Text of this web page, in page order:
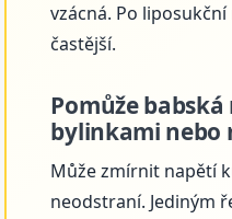
vzácná. Po
častější.
Pomůže
bylinkami nebo
Může zmírnit napětí
neodstraní. Jediným